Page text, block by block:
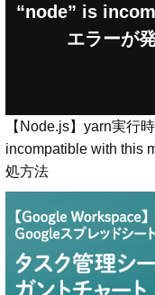
“node” is
エラーが
【Node.js】yarn実行
incompatible with this
処方法